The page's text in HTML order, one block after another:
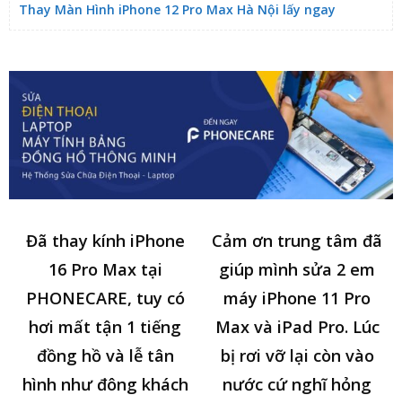
Thay Màn Hình iPhone 12 Pro Max Hà Nội lấy ngay
Đã thay kính iPhone
16 Pro Max tại
PHONECARE, tuy có
hơi mất tận 1 tiếng
đồng hồ và lễ tân
hình như đông khách
Cảm ơn trung tâm đã
giúp mình sửa 2 em
máy iPhone 11 Pro
Max và iPad Pro. Lúc
bị rơi vỡ lại còn vào
nước cứ nghĩ hỏng